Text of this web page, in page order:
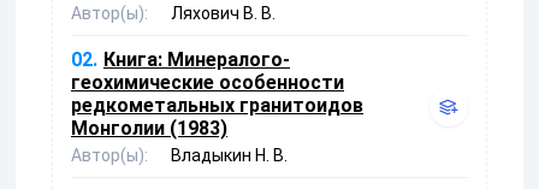
Автор(ы): Ляхович В. В.
02. Книга: Минералого-
геохимические особенности
редкометальных гранитоидов
Монголии (1983)
Автор(ы): Владыкин Н. В.